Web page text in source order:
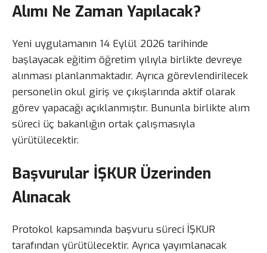
Alımı Ne Zaman Yapılacak?
Yeni uygulamanın 14 Eylül 2026 tarihinde
başlayacak eğitim öğretim yılıyla birlikte devreye
alınması planlanmaktadır. Ayrıca görevlendirilecek
personelin okul giriş ve çıkışlarında aktif olarak
görev yapacağı açıklanmıştır. Bununla birlikte alım
süreci üç bakanlığın ortak çalışmasıyla
yürütülecektir.
Başvurular İŞKUR Üzerinden
Alınacak
Protokol kapsamında başvuru süreci İŞKUR
tarafından yürütülecektir. Ayrıca yayımlanacak